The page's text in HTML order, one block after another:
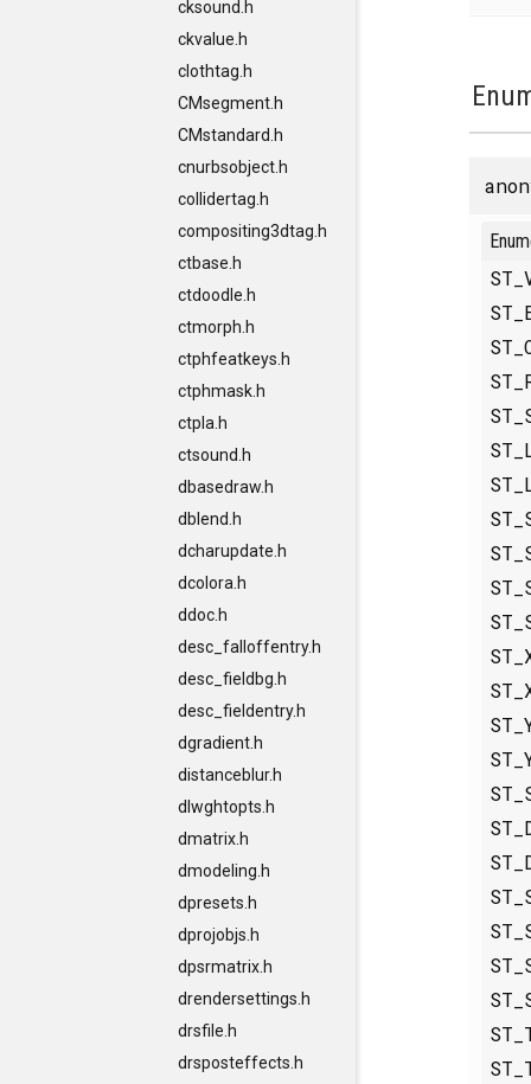
cksound.h
ckvalue.h
clothtag.h
CMsegment.h
CMstandard.h
cnurbsobject.h
collidertag.h
compositing3dtag.h
ctbase.h
ctdoodle.h
ctmorph.h
ctphfeatkeys.h
ctphmask.h
ctpla.h
ctsound.h
dbasedraw.h
dblend.h
dcharupdate.h
dcolora.h
ddoc.h
desc_falloffentry.h
desc_fieldbg.h
desc_fieldentry.h
dgradient.h
distanceblur.h
dlwghtopts.h
dmatrix.h
dmodeling.h
dpresets.h
dprojobjs.h
dpsrmatrix.h
drendersettings.h
drsfile.h
drsposteffects.h